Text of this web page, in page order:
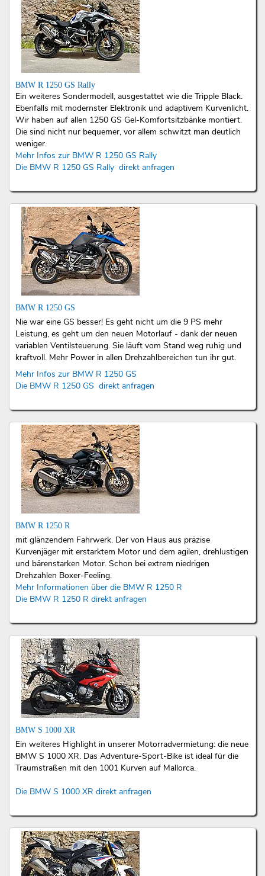
BMW R 1250 GS Rally
Ein weiteres Sondermodell, ausgestattet wie die Tripple Black.
Ebenfalls mit modernster Elektronik und adaptivem Kurvenlicht.
Wir haben auf allen 1250 GS Gel-Komfortsitzbänke montiert.
Die sind nicht nur bequemer, vor allem schwitzt man deutlich
weniger.
Mehr Infos zur BMW R 1250 GS Rally
Die BMW R 1250 GS Rally direkt anfragen
BMW R 1250 GS
Nie war eine GS besser! Es geht nicht um die 9 PS mehr
Leistung, es geht um den neuen Motorlauf - dank der neuen
variablen Ventilsteuerung. Sie läuft vom Stand weg ruhig und
kraftvoll. Mehr Power in allen Drehzahlbereichen tun ihr gut.
Mehr Infos zur BMW R 1250 GS
Die BMW R 1250 GS direkt anfragen
BMW R 1250 R
mit glänzendem Fahrwerk. Der von Haus aus präzise
Kurvenjäger mit erstarktem Motor und dem agilen, drehlustigen
und bärenstarken Motor. Schon bei extrem niedrigen
Drehzahlen Boxer-Feeling.
Mehr Informationen über die BMW R 1250 R
Die BMW R 1250 R direkt anfragen
BMW S 1000 XR
Ein weiteres Highlight in unserer Motorradvermietung: die neue
BMW S 1000 XR. Das Adventure-Sport-Bike ist ideal für die
Traumstraßen mit den 1001 Kurven auf Mallorca.
Die BMW S 1000 XR direkt anfragen